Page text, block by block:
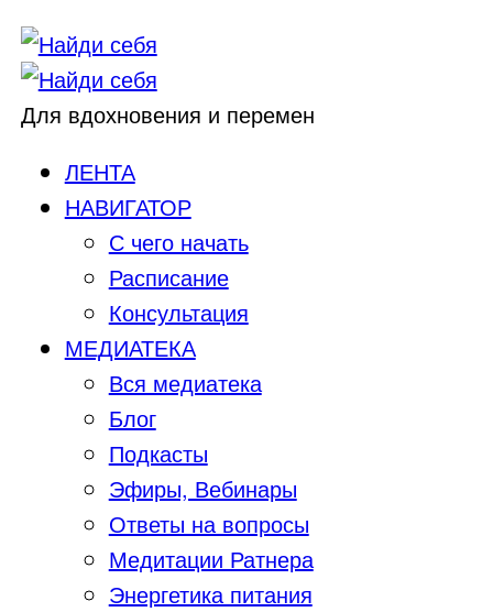
Для вдохновения и перемен
ЛЕНТА
НАВИГАТОР
С чего начать
Расписание
Консультация
МЕДИАТЕКА
Вся медиатека
Блог
Подкасты
Эфиры, Вебинары
Ответы на вопросы
Медитации Ратнера
Энергетика питания